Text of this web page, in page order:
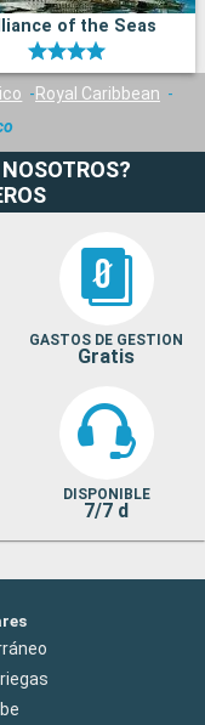
of the Seas
Royal Caribbean
GASTOS DE GESTION
Gratis
DISPONIBLE
7/7 d